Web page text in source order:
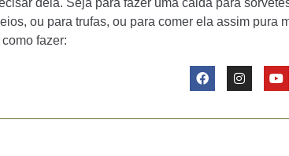
dela. Seja para fazer uma calda para
ou para trufas, ou para comer ela assim pura
fazer: